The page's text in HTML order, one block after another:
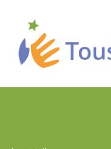
contenu
principal